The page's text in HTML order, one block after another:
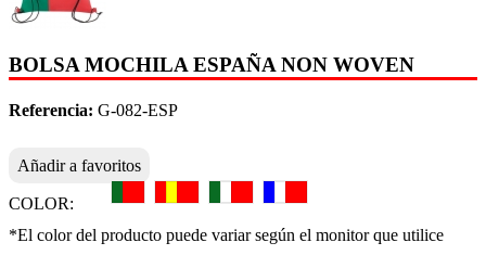
BOLSA MOCHILA ESPAÑA NON WOVEN
Referencia: G-082-ESP
Añadir a favoritos
COLOR:
*El color del producto puede variar según el monitor que utilice